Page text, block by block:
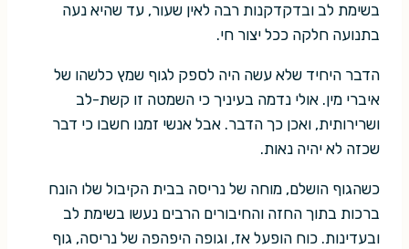
בשימת לב ובדקדקנות רבה לאין שעור, עד שהיא נעה
בתנועה חלקה ככל יצור חי.
הדבר היחיד שלא עשה היה לספק לגוף שמץ כלשהו של
איברי מין. אולי נדמה בעיניך כי השמטה זו קשת-לב
ושרירותית, ואכן כך הדבר. אבל אנשי זמנו חשבו כי דבר
שכזה לא יהיה נאות.
כשהגוף הושלם, מוחה של נריסה בבית הקיבול שלו הונח
ברכות בתוך החזה והחיבורים הרבים נעשו בשימת לב
ובעדינות. כוח הופעל אז, וגופה היפהפה של נריסה, גוף